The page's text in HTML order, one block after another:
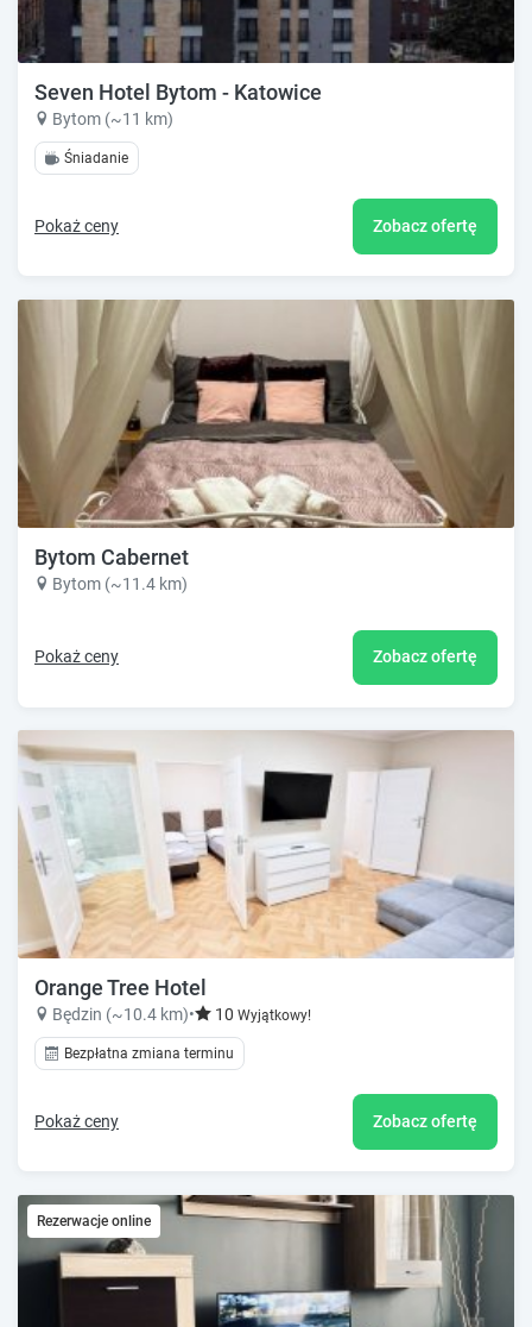
Seven Hotel Bytom - Katowice
Bytom (~11 km)
Śniadanie
Pokaż ceny Zobacz ofertę
Bytom Cabernet
Bytom (~11.4 km)
Pokaż ceny Zobacz ofertę
Orange Tree Hotel
Będzin (~10.4 km)• 10 Wyjątkowy!
Bezpłatna zmiana terminu
Pokaż ceny Zobacz ofertę
Rezerwacje online